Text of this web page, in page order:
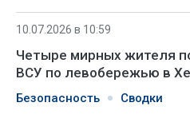
10.07.2026 в 10:59
Четыре мирных жителя
ВСУ по левобережью в
Безопасность Сводки